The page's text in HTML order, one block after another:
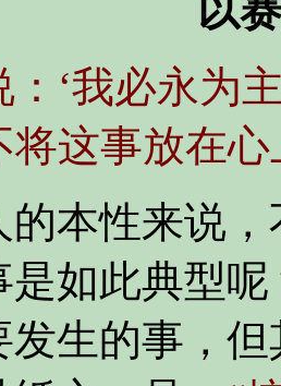
以
‘我必永为
将这事放在
的本性来说
是如此典型
发生的事，